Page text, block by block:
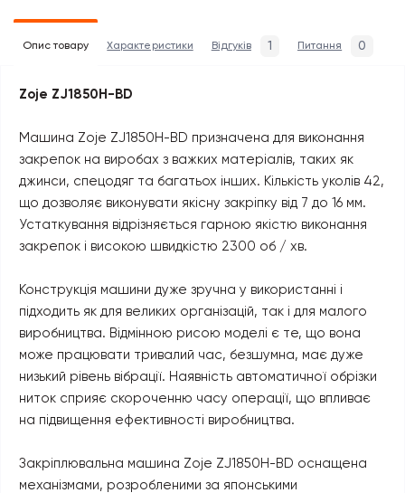
Опис товару Характеристики Відгуків 1 Питання 0
Zoje ZJ1850H-BD
Машина Zoje ZJ1850H-BD призначена для виконання
закрепок на виробах з важких матеріалів, таких як
джинси, спецодяг та багатьох інших. Кількість уколів 42,
що дозволяє виконувати якісну закріпку від 7 до 16 мм.
Устаткування відрізняється гарною якістю виконання
закрепок і високою швидкістю 2300 об / хв.
Конструкція машини дуже зручна у використанні і
підходить як для великих організацій, так і для малого
виробництва. Відмінною рисою моделі є те, що вона
може працювати тривалий час, безшумна, має дуже
низький рівень вібрації. Наявність автоматичної обрізки
ниток сприяє скороченню часу операції, що впливає
на підвищення ефективності виробництва.
Закріплювальна машина Zoje ZJ1850H-BD оснащена
механізмами, розробленими за японськими